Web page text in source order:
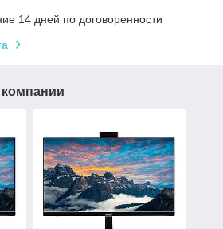
14 дней по договоренности